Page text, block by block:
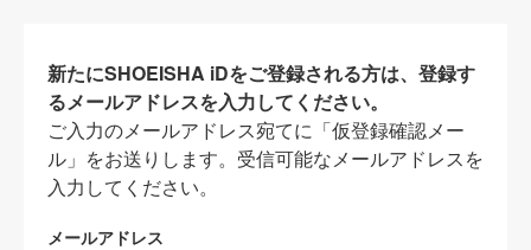
新たにSHOEISHA iDをご登録される方は、登録す
るメールアドレスを入力してください。
ご入力のメールアドレス宛てに「仮登録確認メー
ル」をお送りします。受信可能なメールアドレスを
入力してください。
メールアドレス